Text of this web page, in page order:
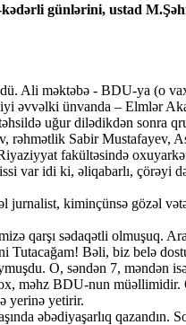
günlərini, ustad
Ali məktəbə - BDU-ya
əvvəlki ünvanda – Elmlər
uğur dilədikdən sonra
Sabir Mustafayev,
fakültəsində
var idi ki, əliqabarlı, çörəyi
kiminçünsə gözəl
sədaqətli olmuşuq.
Tutacağam! Bəli, biz belə
O, səndən 7,
məhz BDU-nun
yerinə yetirir.
əbədiyaşarlıq qazandın.